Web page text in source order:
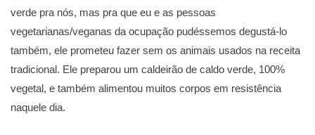
verde pra nós, mas pra que eu e as pessoas
vegetarianas/veganas da ocupação pudéssemos degustá-lo
também, ele prometeu fazer sem os animais usados na receita
tradicional. Ele preparou um caldeirão de caldo verde, 100%
vegetal, e também alimentou muitos corpos em resistência
naquele dia.